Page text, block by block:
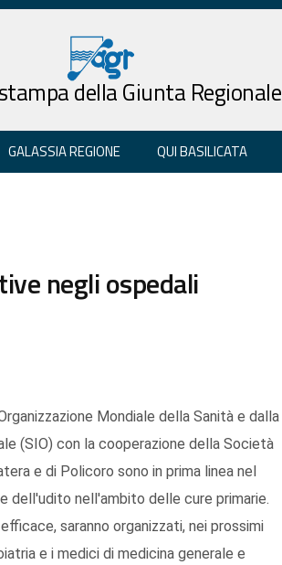
della Giunta Regionale
GALASSIA REGIONE QUI BASILICATA
negli ospedali
Mondiale della Sanità e dalla
(SIO) con la cooperazione della Società
e di Policoro sono in prima linea nel
dell'udito nell'ambito delle cure primarie.
saranno organizzati, nei prossimi
e i medici di medicina generale e